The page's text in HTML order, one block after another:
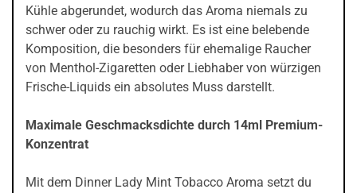
Kühle abgerundet, wodurch das Aroma niemals zu
schwer oder zu rauchig wirkt. Es ist eine belebende
Komposition, die besonders für ehemalige Raucher
von Menthol-Zigaretten oder Liebhaber von würzigen
Frische-Liquids ein absolutes Muss darstellt.
Maximale Geschmacksdichte durch 14ml Premium-
Konzentrat
Mit dem Dinner Lady Mint Tobacco Aroma setzt du